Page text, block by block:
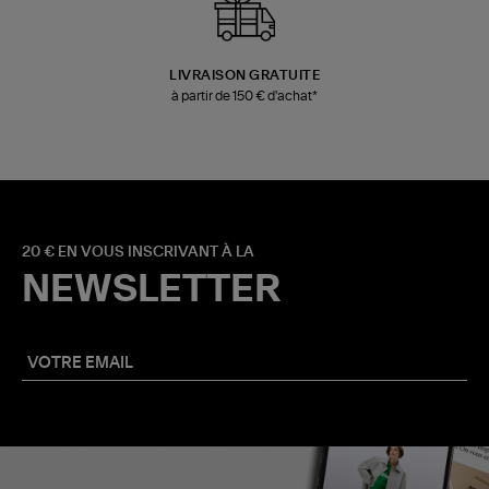
LIVRAISON GRATUITE
à partir de 150 € d'achat*
20 € EN VOUS INSCRIVANT À LA
NEWSLETTER